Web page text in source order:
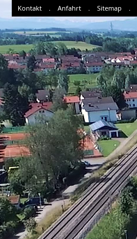
Kontakt . Anfahrt . Sitemap .